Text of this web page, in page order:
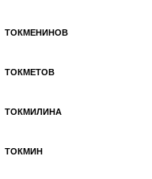
ТОКМЕНИНОВ
ТОКМЕТОВ
ТОКМИЛИНА
ТОКМИН